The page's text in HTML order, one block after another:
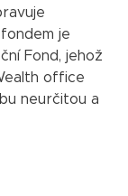
je
Fond, jehož
office
neurčitou a